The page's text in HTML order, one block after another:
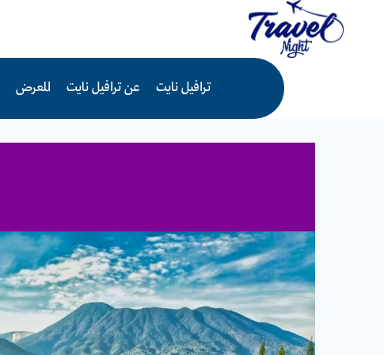
ترافيل نايت عن ترافيل نايت المعرض